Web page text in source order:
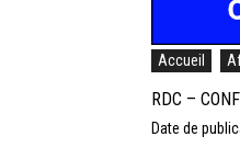
Accueil
RDC –
Date de